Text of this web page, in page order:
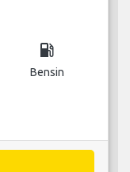
local_gas_station
Bensin